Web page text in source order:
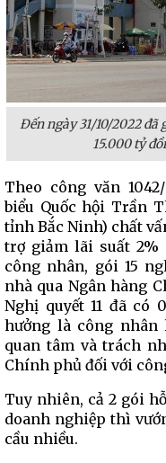
Đến ngày 31/10/2022 đã
15.000 tỷ
Theo công văn
biểu Quốc hội Trần
tỉnh Bắc Ninh) chất
trợ giảm lãi suất 2%
công nhân, gói 15
nhà qua Ngân hàng
Nghị quyết 11 đã có
hưởng là công nhân
quan tâm và trách
Chính phủ đối với
Tuy nhiên, cả 2 gói
doanh nghiệp thì
cầu nhiều.